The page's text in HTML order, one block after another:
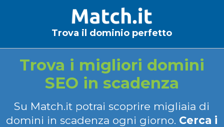
Trova il dominio perfetto
Trova i migliori domini
SEO in scadenza
Su Match.it potrai scoprire migliaia di
domini in scadenza ogni giorno. Cerca i